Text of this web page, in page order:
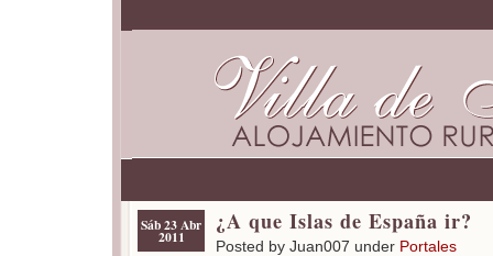
Sáb 23 Abr
2011
¿A que Islas de España ir?
Posted by Juan007 under Portales